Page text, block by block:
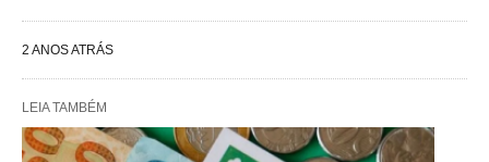
2 ANOS ATRÁS
LEIA TAMBÉM